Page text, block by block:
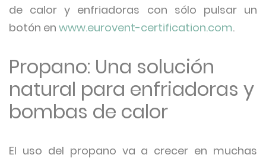
de calor y enfriadoras con sólo pulsar un
botón en www.eurovent-certification.com.
Propano: Una solución
natural para enfriadoras y
bombas de calor
El uso del propano va a crecer en muchas